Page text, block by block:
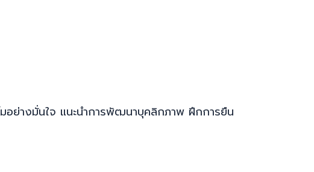
อย่างมั่นใจ แนะนำการพัฒนาบุคลิกภาพ ฝึกการยืน